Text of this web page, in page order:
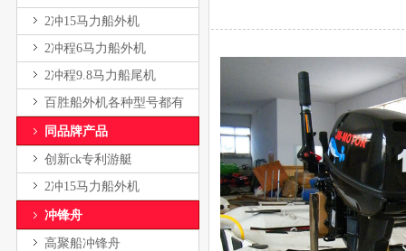
2冲15马力船外机
2冲程6马力船外机
2冲程9.8马力船尾机
百胜船外机各种型号都有
同品牌产品
创新ck专利游艇
2冲15马力船外机
冲锋舟
高聚船冲锋舟